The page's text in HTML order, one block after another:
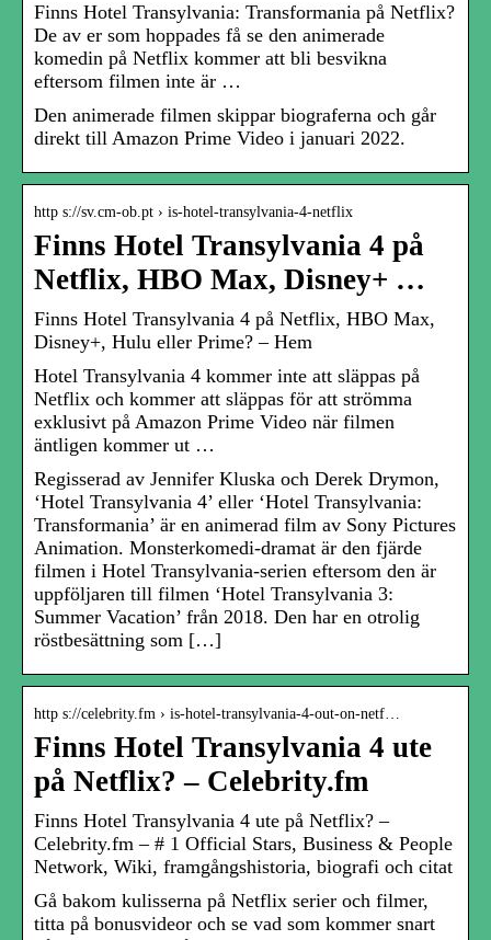
Finns Hotel Transylvania: Transformania på Netflix?
De av er som hoppades få se den animerade
komedin på Netflix kommer att bli besvikna
eftersom filmen inte är …
Den animerade filmen skippar biograferna och går
direkt till Amazon Prime Video i januari 2022.
http s://sv.cm-ob.pt › is-hotel-transylvania-4-netflix
Finns Hotel Transylvania 4 på
Netflix, HBO Max, Disney+ …
Finns Hotel Transylvania 4 på Netflix, HBO Max,
Disney+, Hulu eller Prime? – Hem
Hotel Transylvania 4 kommer inte att släppas på
Netflix och kommer att släppas för att strömma
exklusivt på Amazon Prime Video när filmen
äntligen kommer ut …
Regisserad av Jennifer Kluska och Derek Drymon,
‘Hotel Transylvania 4’ eller ‘Hotel Transylvania:
Transformania’ är en animerad film av Sony Pictures
Animation. Monsterkomedi-dramat är den fjärde
filmen i Hotel Transylvania-serien eftersom den är
uppföljaren till filmen ‘Hotel Transylvania 3:
Summer Vacation’ från 2018. Den har en otrolig
röstbesättning som […]
http s://celebrity.fm › is-hotel-transylvania-4-out-on-netf…
Finns Hotel Transylvania 4 ute
på Netflix? – Celebrity.fm
Finns Hotel Transylvania 4 ute på Netflix? –
Celebrity.fm – # 1 Official Stars, Business & People
Network, Wiki, framgångshistoria, biografi och citat
Gå bakom kulisserna på Netflix serier och filmer,
titta på bonusvideor och se vad som kommer snart